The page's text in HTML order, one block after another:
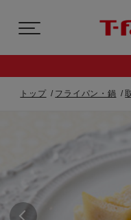
トップ フライパン・鍋